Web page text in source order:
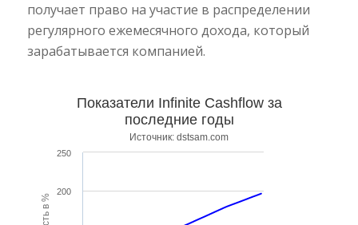
получает право на участие в распределении
регулярного ежемесячного дохода, который
зарабатывается компанией.
Показатели Infinite Cashflow за
последние годы
Источник: dstsam.com
200
250